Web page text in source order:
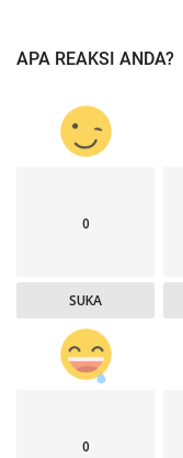
APA REAKSI ANDA?
0
SUKA
0